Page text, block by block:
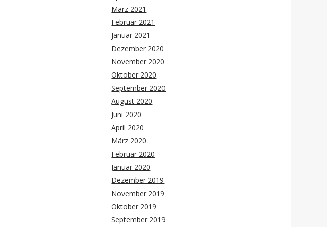
März 2021
Februar 2021
Januar 2021
Dezember 2020
November 2020
Oktober 2020
September 2020
August 2020
Juni 2020
April 2020
März 2020
Februar 2020
Januar 2020
Dezember 2019
November 2019
Oktober 2019
September 2019